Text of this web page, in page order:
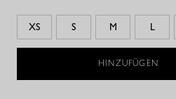
XS S M L
HINZUFÜGEN